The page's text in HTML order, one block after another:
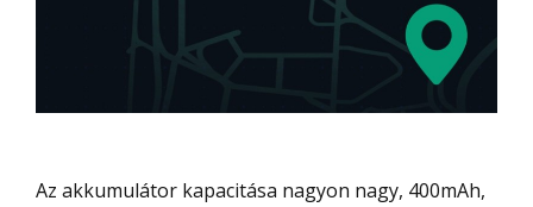
Az akkumulátor kapacitása nagyon nagy, 400mAh,